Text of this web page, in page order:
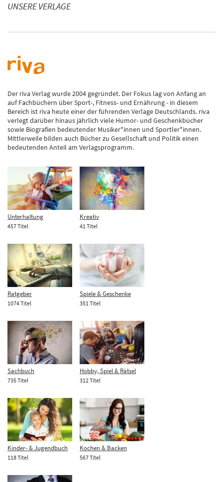
UNSERE VERLAGE
Der riva Verlag wurde 2004 gegründet. Der Fokus lag von Anfang an
auf Fachbüchern über Sport-, Fitness- und Ernährung - in diesem
Bereich ist riva heute einer der führenden Verlage Deutschlands. riva
verlegt darüber hinaus jährlich viele Humor- und Geschenkbücher
sowie Biografien bedeutender Musiker*innen und Sportler*innen.
Mittlerweile bilden auch Bücher zu Gesellschaft und Politik einen
bedeutenden Anteil am Verlagsprogramm.
Unterhaltung
457 Titel
Kreativ
41 Titel
Ratgeber
1074 Titel
Spiele & Geschenke
351 Titel
Sachbuch
735 Titel
Hobby, Spiel & Rätsel
312 Titel
Kinder- & Jugendbuch
118 Titel
Kochen & Backen
567 Titel